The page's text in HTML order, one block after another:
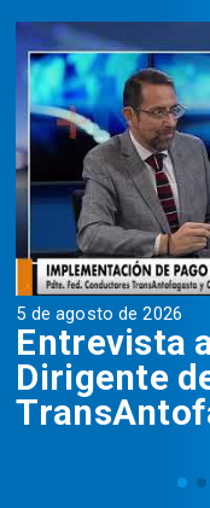
5 de agosto de 2026
Entrevista
Dirigente